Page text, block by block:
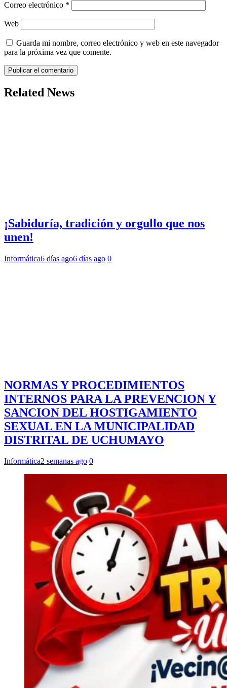
Correo electrónico *
Web
Guarda mi nombre, correo electrónico y web en este navegador
para la próxima vez que comente.
Related News
¡Sabiduría, tradición y orgullo que nos
unen!
Informática6 días ago6 días ago 0
NORMAS Y PROCEDIMIENTOS
INTERNOS PARA LA PREVENCION Y
SANCION DEL HOSTIGAMIENTO
SEXUAL EN LA MUNICIPALIDAD
DISTRITAL DE UCHUMAYO
Informática2 semanas ago 0